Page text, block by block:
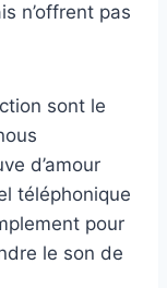
n’offrent pas
sont le
d’amour
téléphonique
pour
le son de